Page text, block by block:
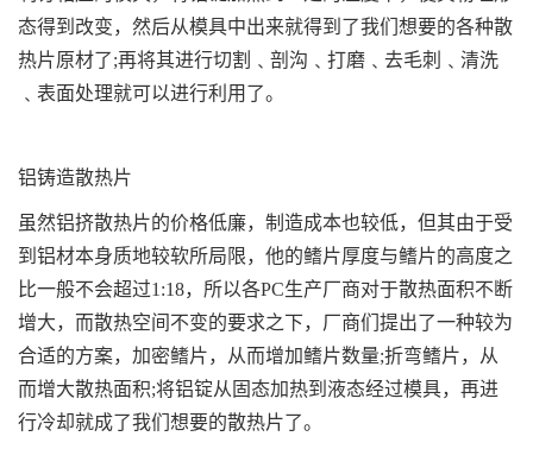
态得到改变，然后从模具中出来就得到了我们想要的各种散
热片原材了;再将其进行切割﹑剖沟﹑打磨﹑去毛刺﹑清洗
﹑表面处理就可以进行利用了。
铝铸造散热片
虽然铝挤散热片的价格低廉，制造成本也较低，但其由于受
到铝材本身质地较软所局限，他的鳍片厚度与鳍片的高度之
比一般不会超过1:18，所以各PC生产厂商对于散热面积不断
增大，而散热空间不变的要求之下，厂商们提出了一种较为
合适的方案，加密鳍片，从而增加鳍片数量;折弯鳍片，从
而增大散热面积;将铝锭从固态加热到液态经过模具，再进
行冷却就成了我们想要的散热片了。